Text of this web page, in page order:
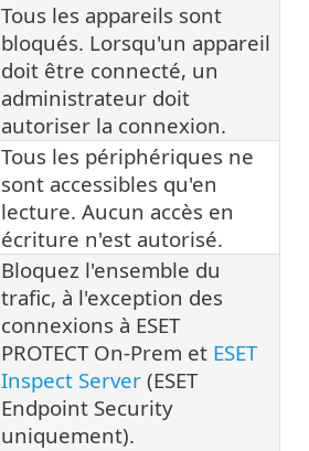
Tous les appareils sont
bloqués. Lorsqu'un appareil
doit être connecté, un
administrateur doit
autoriser la connexion.
Tous les périphériques ne
sont accessibles qu'en
lecture. Aucun accès en
écriture n'est autorisé.
Bloquez l'ensemble du
trafic, à l'exception des
connexions à ESET
PROTECT On-Prem et ESET
Inspect Server (ESET
Endpoint Security
uniquement).